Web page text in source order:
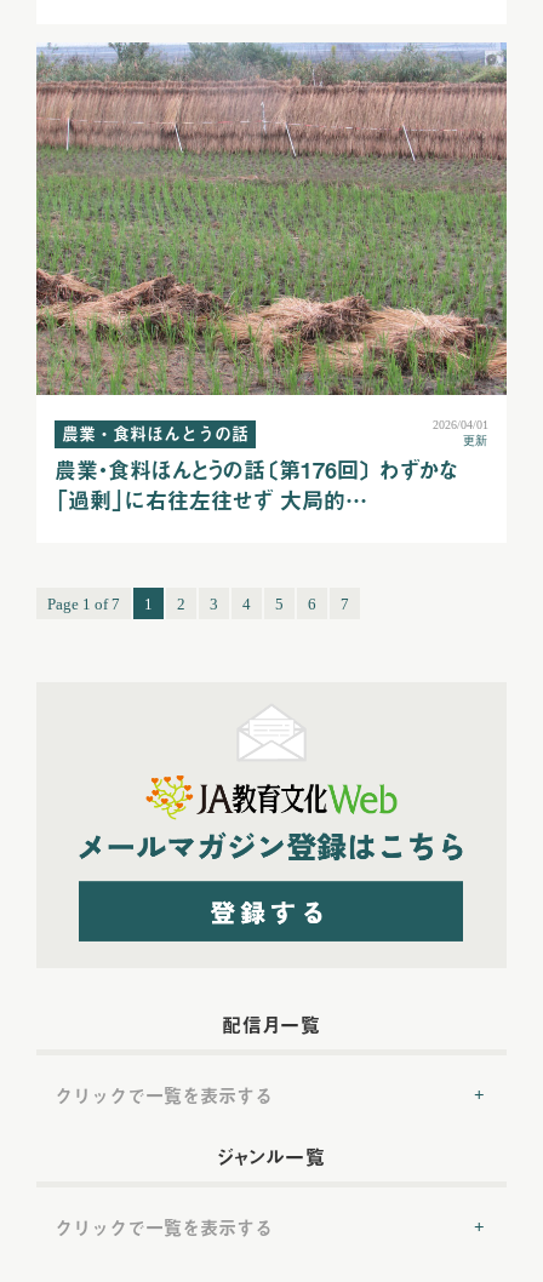
農業・食料ほんとうの話
2026/04/01
更新
農業・食料ほんとうの話〔第176回〕 わずかな
「過剰」に右往左往せず 大局的…
Page 1 of 7 1 2 3 4 5 6 7
配信月一覧
クリックで一覧を表示する
2022年7月配信 (8)
ジャンル一覧
クリックで一覧を表示する